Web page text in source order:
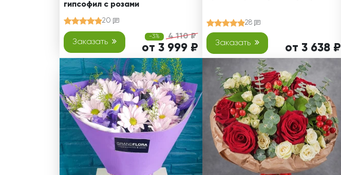
гипсофил с розами
20
Заказать
-3% 4 110 ₽
от 3 999 ₽
28
Заказать от 3 638 ₽